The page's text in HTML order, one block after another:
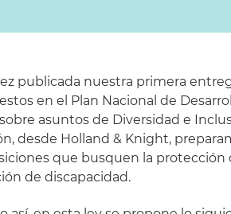
publicada nuestra primera
en el Plan Nacional de
asuntos de Diversidad e
desde Holland & Knight,
que busquen la protección
de discapacidad.